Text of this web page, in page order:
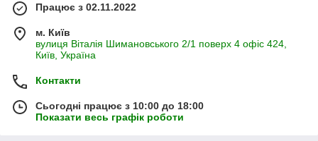
Працює з 02.11.2022
м. Київ
вулиця Віталія Шимановського 2/1 поверх 4 офіс 424,
Київ, Україна
Контакти
Сьогодні працює з 10:00 до 18:00
Показати весь графік роботи